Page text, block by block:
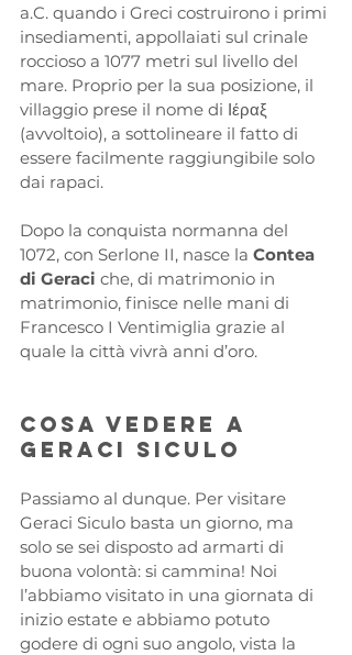
a.C. quando i Greci costruirono i primi
insediamenti, appollaiati sul crinale
roccioso a 1077 metri sul livello del
mare. Proprio per la sua posizione, il
villaggio prese il nome di Ιέραξ
(avvoltoio), a sottolineare il fatto di
essere facilmente raggiungibile solo
dai rapaci.
Dopo la conquista normanna del
1072, con Serlone II, nasce la Contea
di Geraci che, di matrimonio in
matrimonio, finisce nelle mani di
Francesco I Ventimiglia grazie al
quale la città vivrà anni d’oro.
Cosa vedere a
Geraci Siculo
Passiamo al dunque. Per visitare
Geraci Siculo basta un giorno, ma
solo se sei disposto ad armarti di
buona volontà: si cammina! Noi
l’abbiamo visitato in una giornata di
inizio estate e abbiamo potuto
godere di ogni suo angolo, vista la